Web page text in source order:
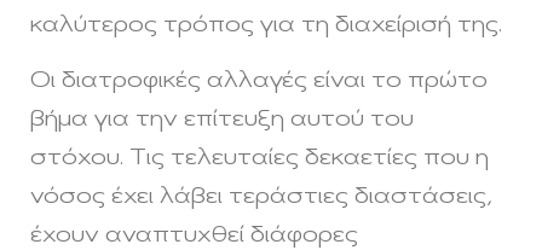
καλύτερος τρόπος για τη διαχείρισή της.
Οι διατροφικές αλλαγές είναι το πρώτο
βήμα για την επίτευξη αυτού του
στόχου. Τις τελευταίες δεκαετίες που η
νόσος έχει λάβει τεράστιες διαστάσεις,
έχουν αναπτυχθεί διάφορες